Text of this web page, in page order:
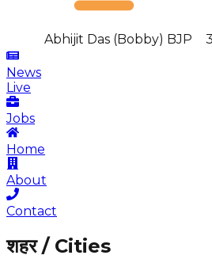
Abhijit Das (Bobby) BJP
News
Live
Jobs
Home
About
Contact
शहर / Cities